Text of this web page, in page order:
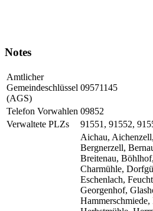
Notes
Amtlicher
Gemeindeschlüssel
(AGS)
09571145
Telefon Vorwahlen 09852
Verwaltete PLZs
91551, 91552,
Aichau,
Bergnerzell,
Breitenau,
Charmühle,
Eschenlach,
Georgenhof,